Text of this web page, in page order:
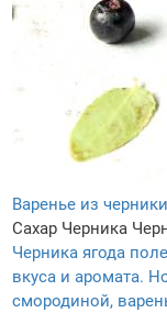
Варенье из
Сахар Черника
Черника ягода
вкуса и аромата.
смородиной,